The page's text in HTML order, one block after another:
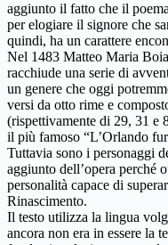
aggiunto il fatto che il
per elogiare il signore che
quindi, ha un carattere
Nel 1483 Matteo Maria
racchiude una serie di
un genere che oggi
versi da otto rime e
(rispettivamente di 29, 31 e
il più famoso “L’Orlando
Tuttavia sono i personaggi
aggiunto dell’opera perché
personalità capace di
Rinascimento.
Il testo utilizza la lingua
ancora non era in essere la